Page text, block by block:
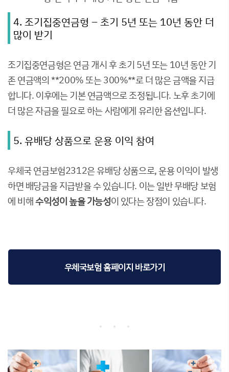
4. 조기집중연금형 – 초기 5년 또는 10년 동안 더
많이 받기
조기집중연금형은 연금 개시 후 초기 5년 또는 10년 동안 기
존 연금액의 **200% 또는 300%**로 더 많은 금액을 지급
합니다. 이후에는 기본 연금액으로 조정됩니다. 노후 초기에
더 많은 자금을 필요로 하는 사람에게 유리한 옵션입니다.
5. 유배당 상품으로 운용 이익 참여
우체국 연금보험2312은 유배당 상품으로, 운용 이익이 발생
하면 배당금을 지급받을 수 있습니다. 이는 일반 무배당 보험
에 비해수익성이 높을 가능성이 있다는 장점이 있습니다.
우체국보험 홈페이지 바로가기